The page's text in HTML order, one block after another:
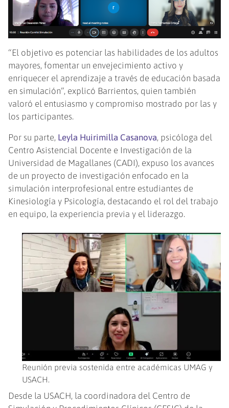
“El objetivo es potenciar las habilidades de los adultos
mayores, fomentar un envejecimiento activo y
enriquecer el aprendizaje a través de educación basada
en simulación”, explicó Barrientos, quien también
valoró el entusiasmo y compromiso mostrado por las y
los participantes.
Por su parte, Leyla Huirimilla Casanova, psicóloga del
Centro Asistencial Docente e Investigación de la
Universidad de Magallanes (CADI), expuso los avances
de un proyecto de investigación enfocado en la
simulación interprofesional entre estudiantes de
Kinesiología y Psicología, destacando el rol del trabajo
en equipo, la experiencia previa y el liderazgo.
Reunión previa sostenida entre académicas UMAG y
USACH.
Desde la USACH, la coordinadora del Centro de